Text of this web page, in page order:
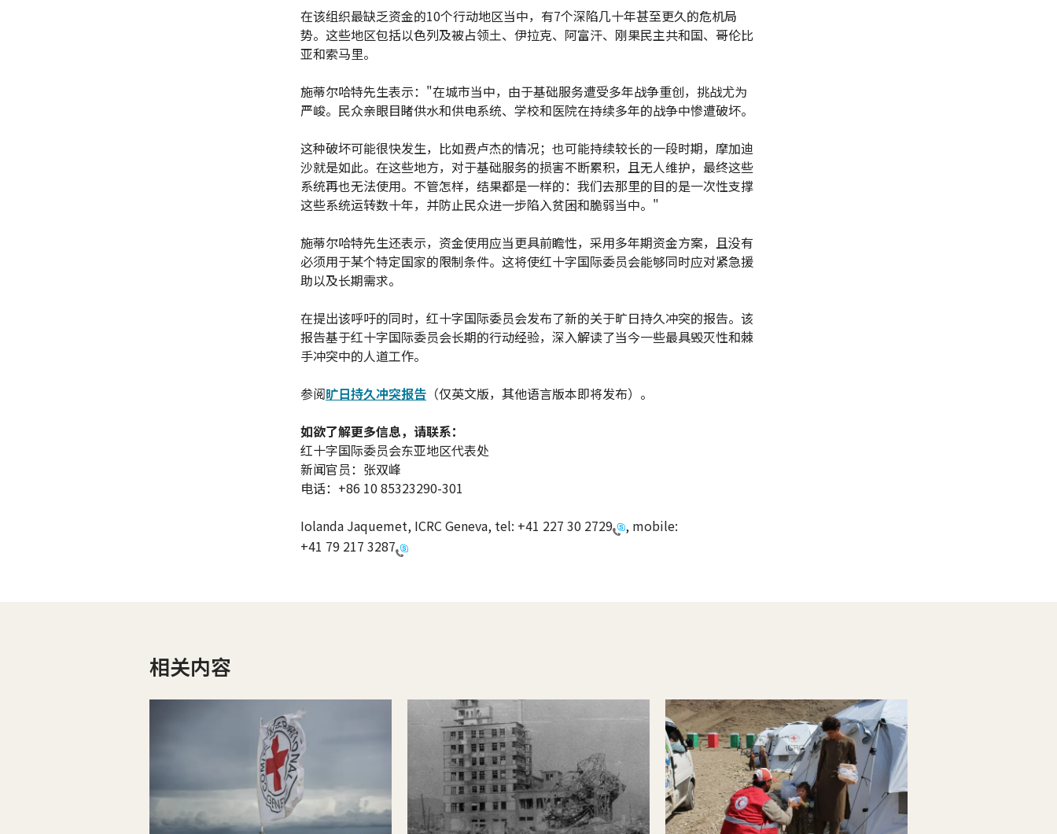
在该组织最缺乏资金的10个行动地区当中，有7个深陷几十年甚至更久的危机局
势。这些地区包括以色列及被占领土、伊拉克、阿富汗、刚果民主共和国、哥伦比
亚和索马里。
施蒂尔哈特先生表示："在城市当中，由于基础服务遭受多年战争重创，挑战尤为
严峻。民众亲眼目睹供水和供电系统、学校和医院在持续多年的战争中惨遭破坏。
这种破坏可能很快发生，比如费卢杰的情况；也可能持续较长的一段时期，摩加迪
沙就是如此。在这些地方，对于基础服务的损害不断累积，且无人维护，最终这些
系统再也无法使用。不管怎样，结果都是一样的：我们去那里的目的是一次性支撑
这些系统运转数十年，并防止民众进一步陷入贫困和脆弱当中。"
施蒂尔哈特先生还表示，资金使用应当更具前瞻性，采用多年期资金方案，且没有
必须用于某个特定国家的限制条件。这将使红十字国际委员会能够同时应对紧急援
助以及长期需求。
在提出该呼吁的同时，红十字国际委员会发布了新的关于旷日持久冲突的报告。该
报告基于红十字国际委员会长期的行动经验，深入解读了当今一些最具毁灭性和棘
手冲突中的人道工作。
参阅旷日持久冲突报告 （仅英文版，其他语言版本即将发布）。
如欲了解更多信息，请联系：
红十字国际委员会东亚地区代表处
新闻官员：张双峰
电话：+86 10 85323290-301
Iolanda Jaquemet, ICRC Geneva, tel: +41 227 30 2729
, mobile:
+41 79 217 3287
相关内容